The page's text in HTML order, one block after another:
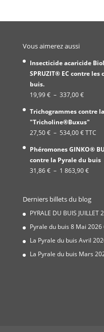
Vous aimerez aussi
Insecticide acaricide
SPRUZIT® EC contre
buis.
19,99€ – 337,00€Plage
prix :
19,99 €
à
337,00
Trichogrammes contre
"Tricholine®Buxus"
27,50€ – 534,00€Plage
prix :
27,50 €
à
TTC
Phéromones GINKO®
contre la Pyrale du buis
31,86€ – 1 863,90€Plage
31,86
à
1
Derniers billets du blog
PYRALE DU BUIS JUILLET
Pyrale du buis 8 Mai 2026
La Pyrale du buis Avril
La Pyrale du buis Mars